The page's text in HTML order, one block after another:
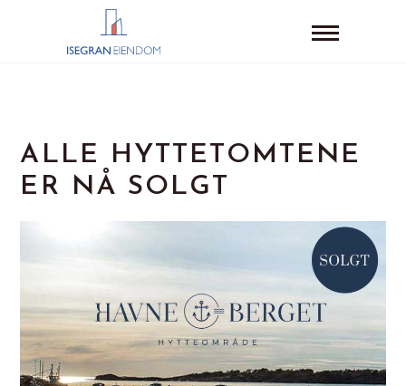
ALLE HYTTETOMTENE
ER NÅ SOLGT